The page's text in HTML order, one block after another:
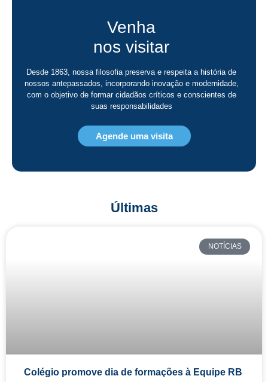
Venha
nos visitar
Desde 1863, nossa filosofia preserva e respeita a história de
nossos antepassados, incorporando inovação e modernidade,
com o objetivo de formar cidadãos críticos e conscientes de
suas responsabilidades
Agende uma visita
Últimas
NOTÍCIAS
Colégio promove dia de formações à Equipe RB